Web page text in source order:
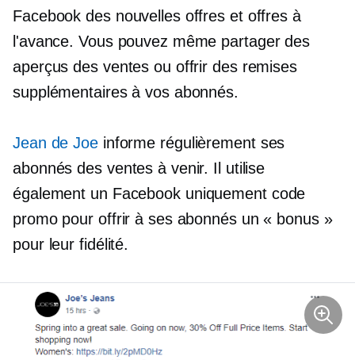
Facebook des nouvelles offres et offres à
l'avance. Vous pouvez même partager des
aperçus des ventes ou offrir des remises
supplémentaires à vos abonnés.
Jean de Joeinforme régulièrement ses
abonnés des ventes à venir. Il utilise
également un Facebook uniquementcode
promo pour offrir à ses abonnés un « bonus »
pour leur fidélité.